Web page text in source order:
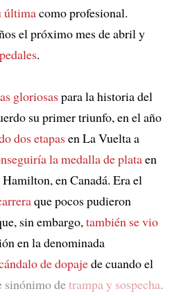
últimacomo profesional.
el próximo mes de abril y
.
gloriosaspara la historia del
su primer triunfo, en el año
dos etapasen La Vuelta a
la medalla de plataen
en Canadá. Era el
que pocos pudieron
sin embargo,también se vio
en la denominada
de dopajede cuando el
sinónimo detrampa y sospecha.